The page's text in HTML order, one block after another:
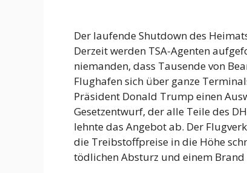
Der laufende Shutdown des
Derzeit werden TSA-Agenten
niemanden, dass Tausende von
Flughafen sich über ganze
Präsident Donald Trump einen
Gesetzentwurf, der alle Teile des
lehnte das Angebot ab. Der
die Treibstoffpreise in die Höhe
tödlichen Absturz und einem